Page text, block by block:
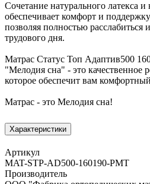
Сочетание натурального латекса и
обеспечивает комфорт и
позволяя полностью расслабиться
трудового дня.
Матрас Статус Топ Адаптив500
"Мелодия сна" - это качественное
которое обеспечит вам
Матрас - это Мелодия сна!
Характеристики
Артикул
MAT-STP-AD500-160190-PMT
Производитель